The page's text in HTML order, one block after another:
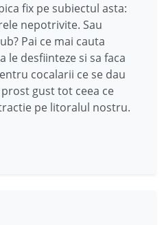
fix pe subiectul asta:
nepotrivite. Sau
Pai ce mai cauta
le desfiinteze si sa faca
cocalarii ce se dau
prost gust tot ceea ce
pe litoralul nostru.